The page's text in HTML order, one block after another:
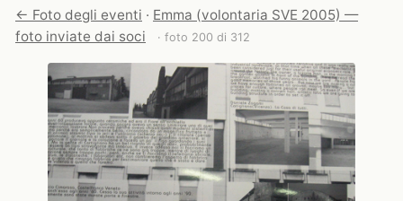
← Foto degli eventi · Emma (volontaria SVE 2005) —
foto inviate dai soci
· foto 200 di 312